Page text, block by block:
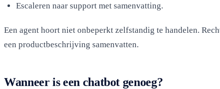
Escaleren naar support met samenvatting.
Een agent hoort niet onbeperkt zelfstandig te handelen.
een productbeschrijving samenvatten.
Wanneer is een chatbot genoeg?